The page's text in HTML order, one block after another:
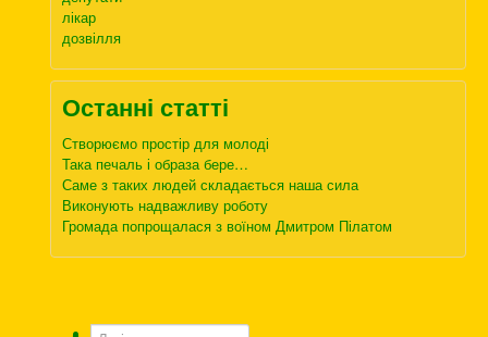
лікар
дозвілля
Останні статті
Створюємо простір для молоді
Така печаль і образа бере…
Саме з таких людей складається наша сила
Виконують надважливу роботу
Громада попрощалася з воїном Дмитром Пілатом